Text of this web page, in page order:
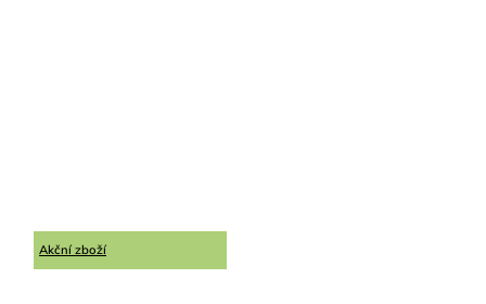
Akční zboží